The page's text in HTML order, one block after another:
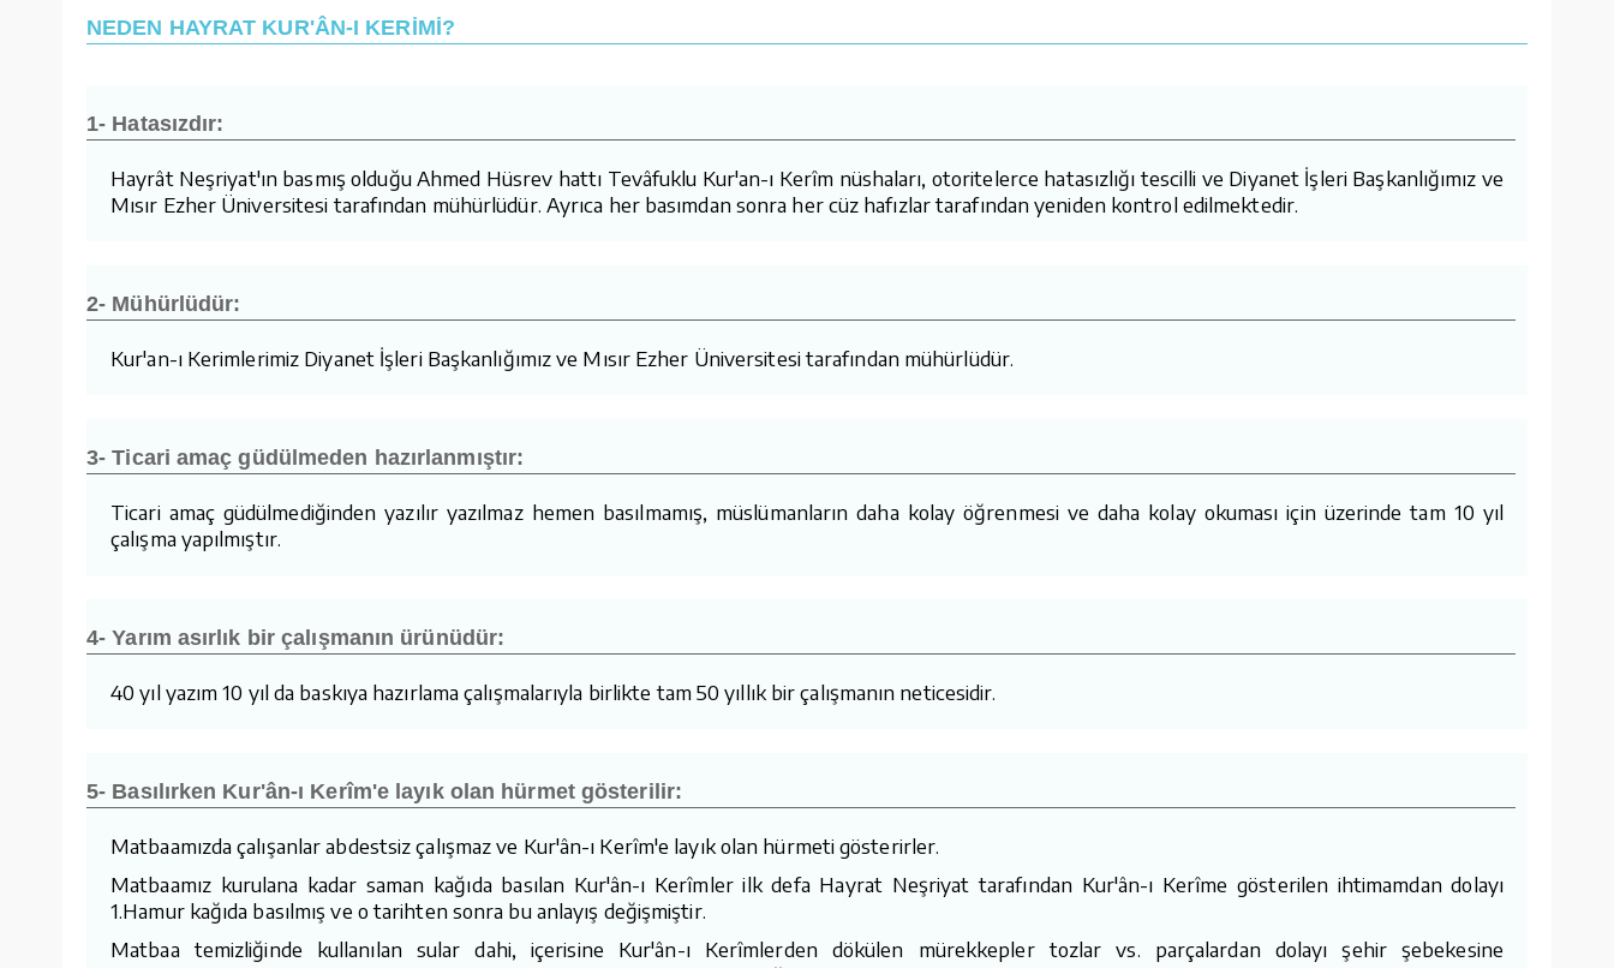
NEDEN HAYRAT KUR'ÂN-I KERİMİ?
1- Hatasızdır:
Hayrât Neşriyat'ın basmış olduğu Ahmed Hüsrev hattı Tevâfuklu Kur'an-ı Kerîm nüshaları, otoritelerce hatasızlığı tescilli ve Diyanet İşleri Başkanlığımız ve
Mısır Ezher Üniversitesi tarafından mühürlüdür. Ayrıca her basımdan sonra her cüz hafızlar tarafından yeniden kontrol edilmektedir.
2- Mühürlüdür:
Kur'an-ı Kerimlerimiz Diyanet İşleri Başkanlığımız ve Mısır Ezher Üniversitesi tarafından mühürlüdür.
3- Ticari amaç güdülmeden hazırlanmıştır:
Ticari amaç güdülmediğinden yazılır yazılmaz hemen basılmamış, müslümanların daha kolay öğrenmesi ve daha kolay okuması için üzerinde tam 10 yıl
çalışma yapılmıştır.
4- Yarım asırlık bir çalışmanın ürünüdür:
40 yıl yazım 10 yıl da baskıya hazırlama çalışmalarıyla birlikte tam 50 yıllık bir çalışmanın neticesidir.
5- Basılırken Kur'ân-ı Kerîm'e layık olan hürmet gösterilir:
Matbaamızda çalışanlar abdestsiz çalışmaz ve Kur'ân-ı Kerîm'e layık olan hürmeti gösterirler.
Matbaamız kurulana kadar saman kağıda basılan Kur'ân-ı Kerîmler ilk defa Hayrat Neşriyat tarafından Kur'ân-ı Kerîme gösterilen ihtimamdan dolayı
1.Hamur kağıda basılmış ve o tarihten sonra bu anlayış değişmiştir.
Matbaa temizliğinde kullanılan sular dahi, içerisine Kur'ân-ı Kerîmlerden dökülen mürekkepler tozlar vs. parçalardan dolayı şehir şebekesine